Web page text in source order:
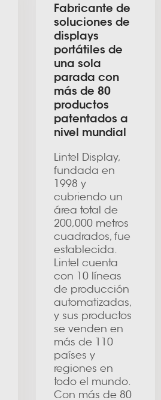
Fabricante de
soluciones de
displays
portátiles de
una sola
parada con
más de 80
productos
patentados a
nivel mundial
Lintel Display,
fundada en
1998 y
cubriendo un
área total de
200,000 metros
cuadrados, fue
establecida.
Lintel cuenta
con 10 líneas
de producción
automatizadas,
y sus productos
se venden en
más de 110
países y
regiones en
todo el mundo.
Con más de 80